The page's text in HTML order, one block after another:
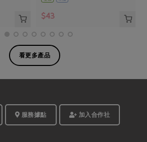
$43
看更多產品
服務據點 加入合作社